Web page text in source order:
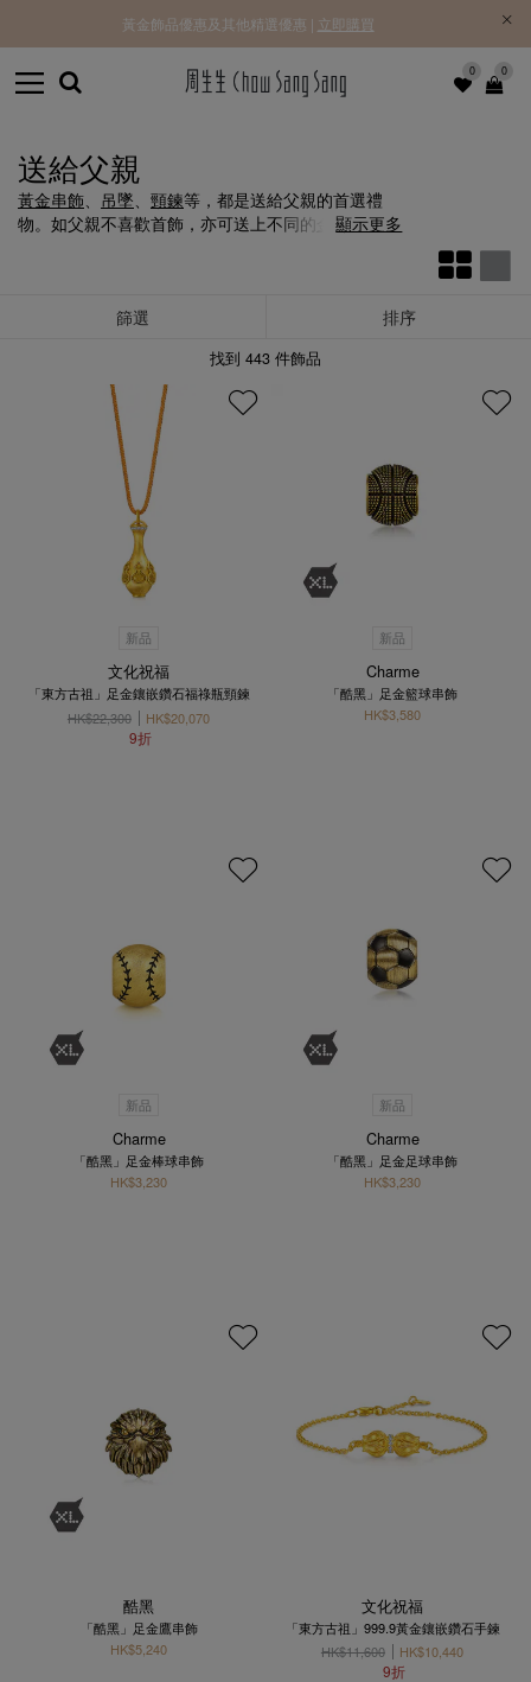
0 0
黃金飾品優惠及其他精選優惠 | 立即購買
送給父親
黃金串飾、 吊墜、 頸鍊等，都是送給父親的首選禮
物。如父親不喜歡首飾，亦可送上不同的
金片以表達
顯示更多
篩選 排序
找到 443 件飾品
新品
文化祝福
「東方古祖」足金鑲嵌鑽石福祿瓶頸鍊
HK$22,300
HK$20,070
9折
新品
Charme
「酷黑」足金籃球串飾
HK$3,580
新品
Charme
「酷黑」足金棒球串飾
HK$3,230
新品
Charme
「酷黑」足金足球串飾
HK$3,230
酷黑
「酷黑」足金鷹串飾
HK$5,240
文化祝福
「東方古祖」999.9黃金鑲嵌鑽石手鍊
HK$11,600
HK$10,440
9折